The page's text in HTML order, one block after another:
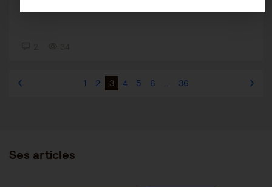
1 2 3 4 5 6 … 36
Ses articles